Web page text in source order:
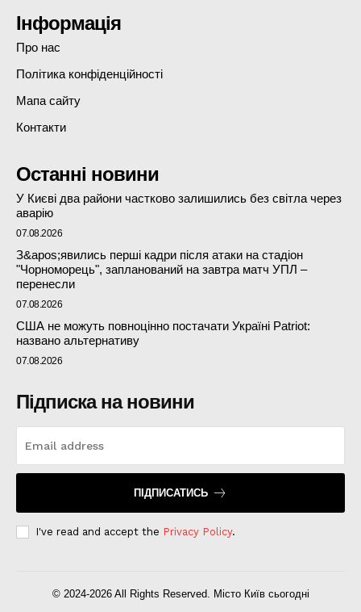
Інформація
Про нас
Політика конфіденційності
Мапа сайту
Контакти
Останні новини
У Києві два райони частково залишились без світла через
аварію
07.08.2026
З&apos;явились перші кадри після атаки на стадіон
"Чорноморець", запланований на завтра матч УПЛ –
перенесли
07.08.2026
США не можуть повноцінно постачати Україні Patriot:
названо альтернативу
07.08.2026
Підписка на новини
ПІДПИСАТИСЬ
I've read and accept the Privacy Policy.
© 2024-2026 All Rights Reserved. Місто Київ сьогодні